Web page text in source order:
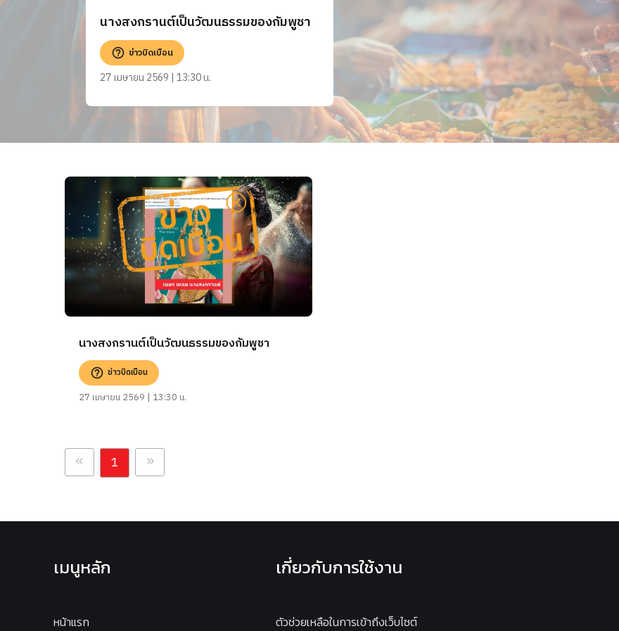
นางสงกรานต์เป็นวัฒนธรรมของกัมพูชา
ข่าวบิดเบือน
27 เมษายน 2569 | 13:30 น.
นางสงกรานต์เป็นวัฒนธรรมของกัมพูชา
ข่าวบิดเบือน
27 เมษายน 2569 | 13:30 น.
« 1 »
เมนูหลัก
หน้าแรก
เกี่ยวกับการใช้งาน
ตัวช่วยเหลือในการเข้าถึงเว็บไซต์